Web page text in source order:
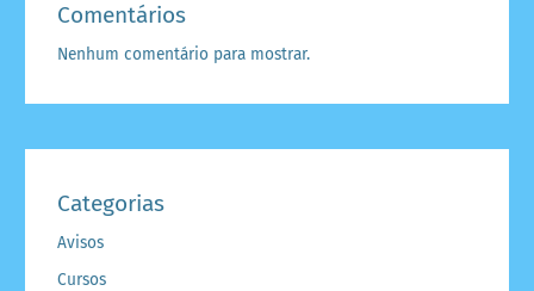
Comentários
Nenhum comentário para mostrar.
Categorias
Avisos
Cursos